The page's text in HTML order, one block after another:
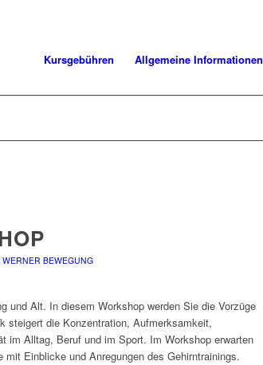
Kursgebühren Allgemeine Informationen
BEWEGUNG
und Alt. In diesem Workshop werden Sie die Vorzüge
steigert die Konzentration, Aufmerksamkeit,
im Alltag, Beruf und im Sport. Im Workshop erwarten
Einblicke und Anregungen des Gehirntrainings.